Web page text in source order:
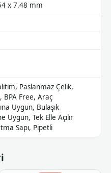
x 7.48 mm
Paslanmaz Çelik,
BPA Free, Araç
Uygun, Bulaşık
Uygun, Tek Elle Açılır
Sapı, Pipetli